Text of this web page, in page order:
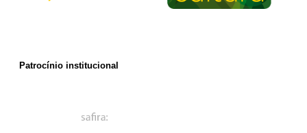
Patrocínio institucional